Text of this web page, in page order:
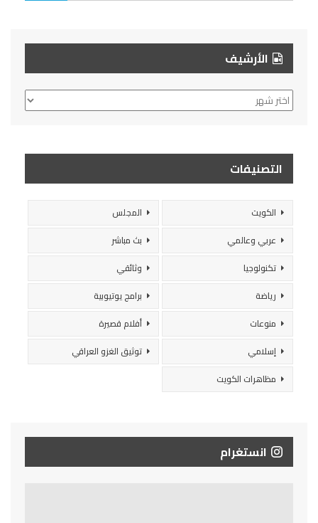
الأرشيف
الأرشيف
التصنيفات
الكويت
المجلس
عربي وعالمي
بث مباشر
تكنولوجيا
وثائقي
رياضة
برامج يوتيوبية
منوعات
أفلام قصيرة
إسلامي
توثيق الغزو العراقي
مظاهرات الكويت
انستغرام